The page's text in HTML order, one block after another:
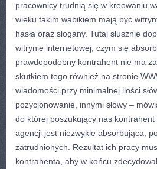
pracownicy trudnią się w kreowaniu
wieku takim wabikiem mają być
hasła oraz slogany. Tutaj słusznie
witrynie internetowej, czym się
prawdopodobny kontrahent nie ma
skutkiem tego również na stronie
wiadomości przy minimalnej ilości
pozycjonowanie, innymi słowy –
do której poszukujący nas
agencji jest niezwykle absorbująca,
zatrudnionych. Rezultat ich pracy
kontrahenta, aby w końcu